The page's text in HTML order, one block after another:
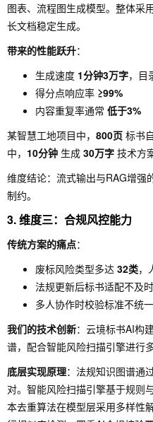
图表、流程图生成模型。整体采
长文档稳定生成。
带来的性能跃升：
生成速度 1分钟3万字，目
得分点响应率 ≥99%
内容重复率通常 低于3%
某智慧工地项目中， 800页 标书
中， 10分钟 生成 30万字 技术方
维度结论：流式输出与RAG增强
制约。
3. 维度三：合规风控能力
传统方案的痛点：
废标风险类型多达 32类，
法规更新后标书适配不及
多人协作时校验标准不统一
我们的技术创新：云境标书AI构
谱，配合智能风险扫描引擎进行
底层实现原理：法规知识图谱通
对。智能风险扫描引擎基于规则
本去重算法在模型层采用多样性